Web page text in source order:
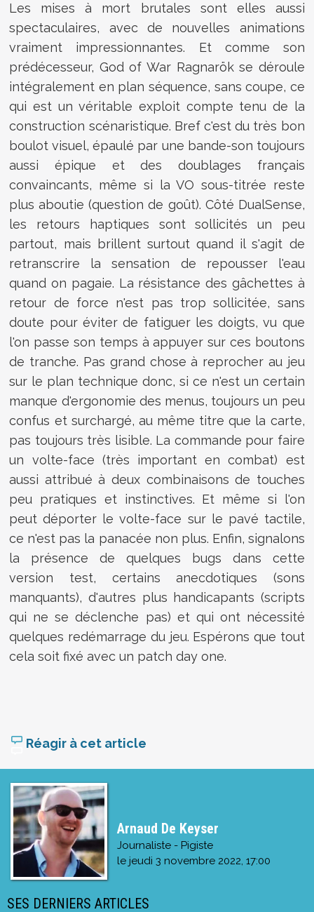
Les mises à mort brutales sont elles aussi
spectaculaires, avec de nouvelles animations
vraiment impressionnantes. Et comme son
prédécesseur, God of War Ragnarök se déroule
intégralement en plan séquence, sans coupe, ce
qui est un véritable exploit compte tenu de la
construction scénaristique. Bref c'est du très bon
boulot visuel, épaulé par une bande-son toujours
aussi épique et des doublages français
convaincants, même si la VO sous-titrée reste
plus aboutie (question de goût). Côté DualSense,
les retours haptiques sont sollicités un peu
partout, mais brillent surtout quand il s'agit de
retranscrire la sensation de repousser l'eau
quand on pagaie. La résistance des gâchettes à
retour de force n'est pas trop sollicitée, sans
doute pour éviter de fatiguer les doigts, vu que
l'on passe son temps à appuyer sur ces boutons
de tranche. Pas grand chose à reprocher au jeu
sur le plan technique donc, si ce n'est un certain
manque d'ergonomie des menus, toujours un peu
confus et surchargé, au même titre que la carte,
pas toujours très lisible. La commande pour faire
un volte-face (très important en combat) est
aussi attribué à deux combinaisons de touches
peu pratiques et instinctives. Et même si l'on
peut déporter le volte-face sur le pavé tactile,
ce n'est pas la panacée non plus. Enfin, signalons
la présence de quelques bugs dans cette
version test, certains anecdotiques (sons
manquants), d'autres plus handicapants (scripts
qui ne se déclenche pas) et qui ont nécessité
quelques redémarrage du jeu. Espérons que tout
cela soit fixé avec un patch day one.
Réagir à cet article
Arnaud De Keyser
Journaliste - Pigiste
le jeudi 3 novembre 2022, 17:00
SES DERNIERS ARTICLES